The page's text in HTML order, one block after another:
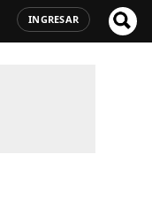
INGRESAR